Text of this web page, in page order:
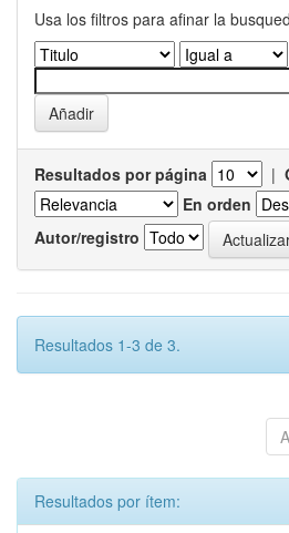
Usa los filtros para afinar la
Resultados por página |
En orden
Autor/registro
Resultados 1-3 de 3.
Resultados por ítem: